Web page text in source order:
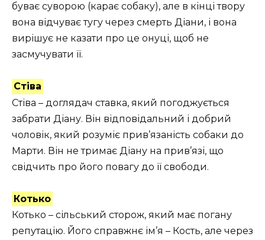
буває суворою (карає собаку), але в кінці твору
вона відчуває тугу через смерть Діани, і вона
вирішує не казати про це онуці, щоб не
засмучувати її.
Стіва
Стіва – доглядач ставка, який погоджується
забрати Діану. Він відповідальний і добрий
чоловік, який розуміє прив’язаність собаки до
Марти. Він не тримає Діану на прив’язі, що
свідчить про його повагу до її свободи.
Котько
Котько – сільський сторож, який має погану
репутацію. Його справжнє ім’я – Кость, але через